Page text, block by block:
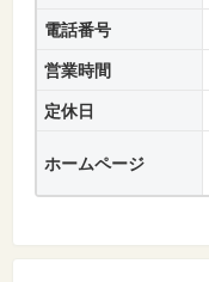
電話番号
営業時間
定休日
ホームページ